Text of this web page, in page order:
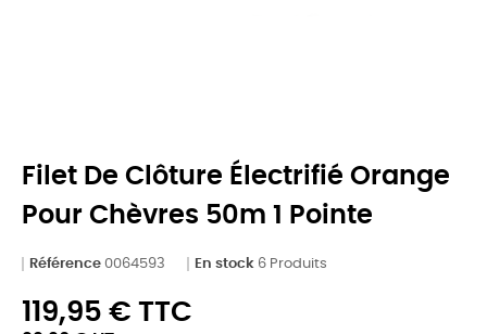
Filet De Clôture Électrifié Orange
Pour Chèvres 50m 1 Pointe
Référence 0064593 En stock 6 Produits
119,95 € TTC